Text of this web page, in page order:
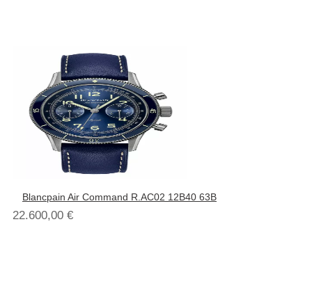
Blancpain Air Command R.AC02 12B40 63B
22.600,00 €